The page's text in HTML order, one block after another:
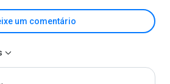
um comentário